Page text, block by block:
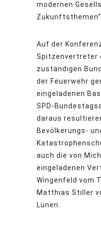
modernen
Auf der
Spitzenvertreter
zuständigen
der Feuerwehr
eingeladenen
SPD-
daraus
Bevölkerungs-
auch die von
eingeladenen
Wingenfeld vom
Matthias Stiller
Lünen.